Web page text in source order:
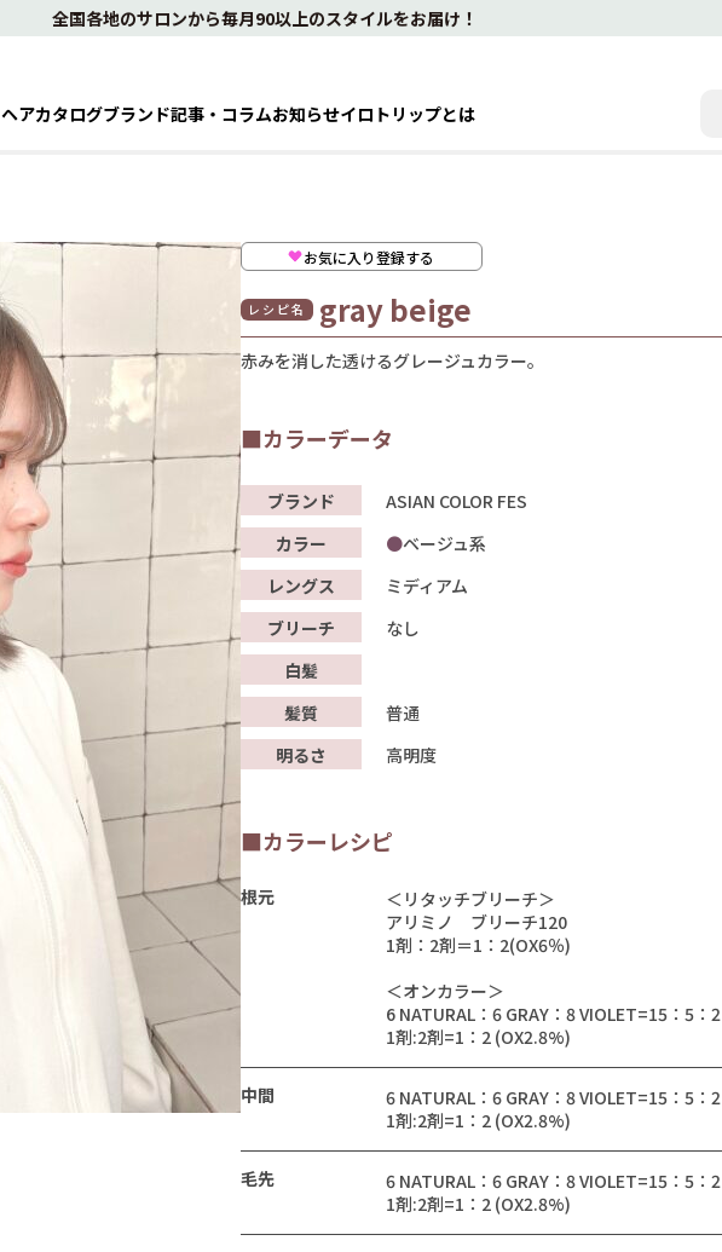
全国各地のサロンから毎月90以上のスタイルをお届け！
ヘアカタログブランド記事・コラムお知らせイロトリップとは
お気に入り登録する
レシピ名 gray beige
赤みを消した透けるグレージュカラー。
■カラーデータ
ブランド
ASIAN COLOR FES
カラー
ベージュ系
レングス
ミディアム
ブリーチ
なし
白髪
髪質
普通
明るさ
高明度
■カラーレシピ
根元
＜リタッチブリーチ＞
アリミノ ブリーチ120
1剤：2剤＝1：2(OX6％)
＜オンカラー＞
6 NATURAL：6 GRAY：8 VIOLET=15：5：2
1剤:2剤=1：2 (OX2.8%)
中間
6 NATURAL：6 GRAY：8 VIOLET=15：5：2
1剤:2剤=1：2 (OX2.8%)
毛先
6 NATURAL：6 GRAY：8 VIOLET=15：5：2
1剤:2剤=1：2 (OX2.8%)